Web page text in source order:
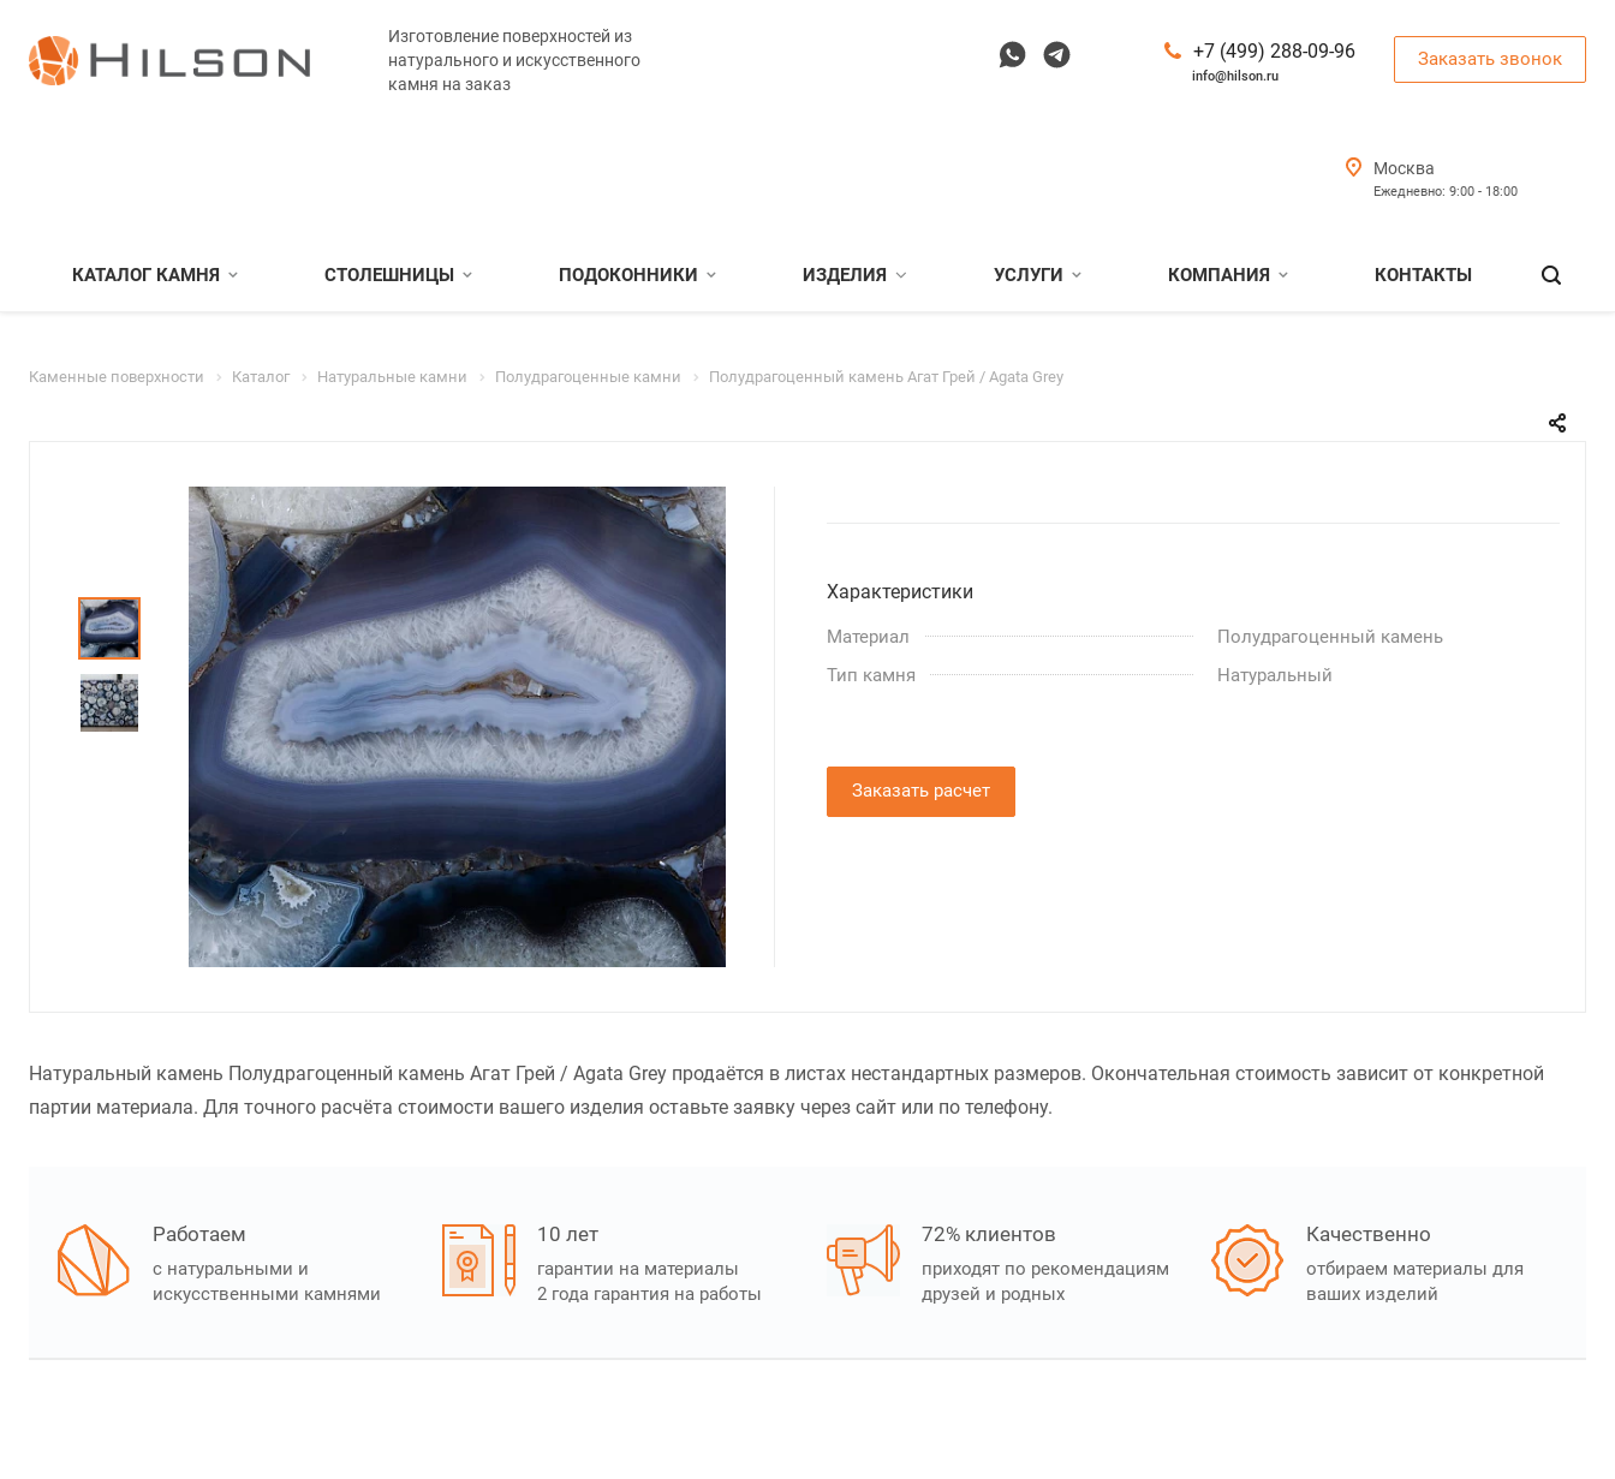
Изготовление поверхностей из
натурального и искусственного
камня на заказ
+7 (499) 288-09-96
info@hilson.ru
Заказать звонок
Москва
Ежедневно: 9:00 - 18:00
КАТАЛОГ КАМНЯ СТОЛЕШНИЦЫ ПОДОКОННИКИ ИЗДЕЛИЯ УСЛУГИ КОМПАНИЯ КОНТАКТЫ
Каменные поверхности Каталог Натуральные камни Полудрагоценные камни Полудрагоценный камень Агат Грей / Agata Grey
Характеристики
Материал
Полудрагоценный камень
Тип камня
Натуральный
Заказать расчет
Натуральный камень Полудрагоценный камень Агат Грей / Agata Grey продаётся в листах нестандартных размеров. Окончательная стоимость зависит от конкретной
партии материала. Для точного расчёта стоимости вашего изделия оставьте заявку через сайт или по телефону.
Работаем
с натуральными и
искусственными камнями
10 лет
гарантии на материалы
2 года гарантия на работы
72% клиентов
приходят по рекомендациям
друзей и родных
Качественно
отбираем материалы для
ваших изделий